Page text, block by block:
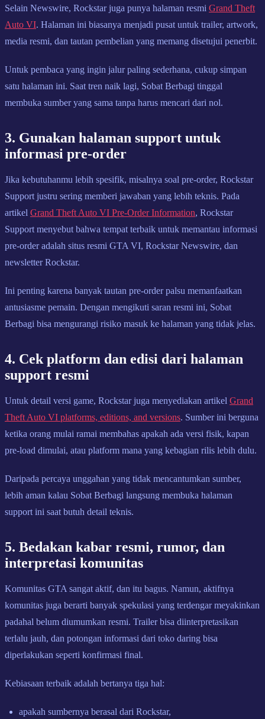
Selain Newswire, Rockstar juga punya halaman resmi Grand Theft
Auto VI. Halaman ini biasanya menjadi pusat untuk trailer, artwork,
media resmi, dan tautan pembelian yang memang disetujui penerbit.
Untuk pembaca yang ingin jalur paling sederhana, cukup simpan
satu halaman ini. Saat tren naik lagi, Sobat Berbagi tinggal
membuka sumber yang sama tanpa harus mencari dari nol.
3. Gunakan halaman support untuk
informasi pre-order
Jika kebutuhanmu lebih spesifik, misalnya soal pre-order, Rockstar
Support justru sering memberi jawaban yang lebih teknis. Pada
artikel Grand Theft Auto VI Pre-Order Information, Rockstar
Support menyebut bahwa tempat terbaik untuk memantau informasi
pre-order adalah situs resmi GTA VI, Rockstar Newswire, dan
newsletter Rockstar.
Ini penting karena banyak tautan pre-order palsu memanfaatkan
antusiasme pemain. Dengan mengikuti saran resmi ini, Sobat
Berbagi bisa mengurangi risiko masuk ke halaman yang tidak jelas.
4. Cek platform dan edisi dari halaman
support resmi
Untuk detail versi game, Rockstar juga menyediakan artikel Grand
Theft Auto VI platforms, editions, and versions. Sumber ini berguna
ketika orang mulai ramai membahas apakah ada versi fisik, kapan
pre-load dimulai, atau platform mana yang kebagian rilis lebih dulu.
Daripada percaya unggahan yang tidak mencantumkan sumber,
lebih aman kalau Sobat Berbagi langsung membuka halaman
support ini saat butuh detail teknis.
5. Bedakan kabar resmi, rumor, dan
interpretasi komunitas
Komunitas GTA sangat aktif, dan itu bagus. Namun, aktifnya
komunitas juga berarti banyak spekulasi yang terdengar meyakinkan
padahal belum diumumkan resmi. Trailer bisa diinterpretasikan
terlalu jauh, dan potongan informasi dari toko daring bisa
diperlakukan seperti konfirmasi final.
Kebiasaan terbaik adalah bertanya tiga hal:
apakah sumbernya berasal dari Rockstar,